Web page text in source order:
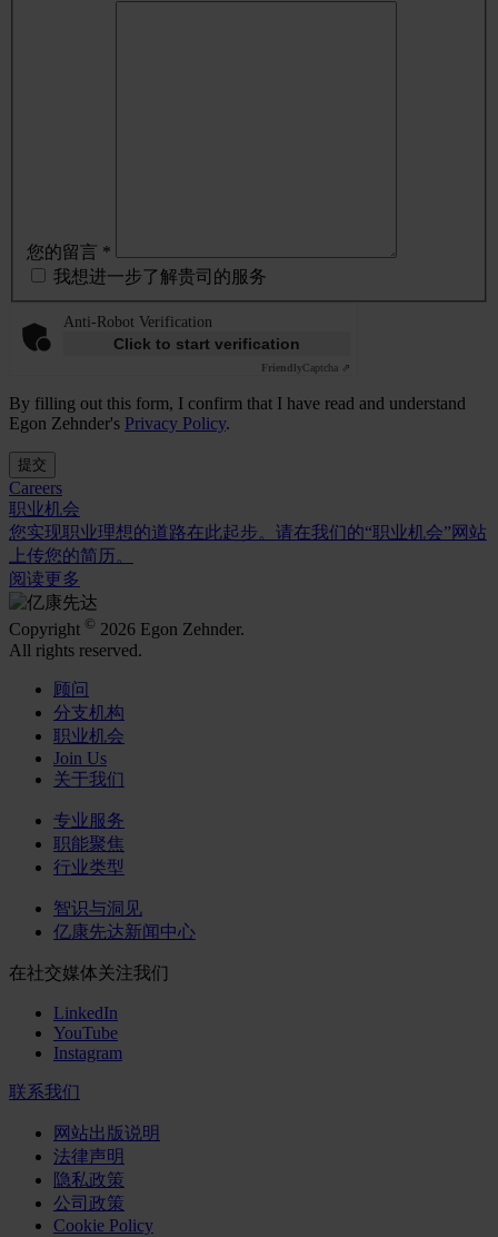
您的留言 *
我想进一步了解贵司的服务
Anti-Robot Verification
Click to start verification
FriendlyCaptcha ⇗
By filling out this form, I confirm that I have read and understand
Egon Zehnder's Privacy Policy.
提交
Careers
职业机会
您实现职业理想的道路在此起步。请在我们的“职业机会”网站
上传您的简历。
阅读更多
Copyright © 2026 Egon Zehnder.
All rights reserved.
顾问
分支机构
职业机会
Join Us
关于我们
专业服务
职能聚焦
行业类型
智识与洞见
亿康先达新闻中心
在社交媒体关注我们
LinkedIn
YouTube
Instagram
联系我们
网站出版说明
法律声明
隐私政策
公司政策
Cookie Policy